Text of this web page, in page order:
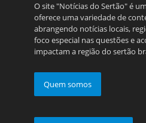
O site "Notícias do Sertão" é
oferece uma variedade de
abrangendo notícias locais,
foco especial nas questões e
impactam a região do sertão
Quem somos